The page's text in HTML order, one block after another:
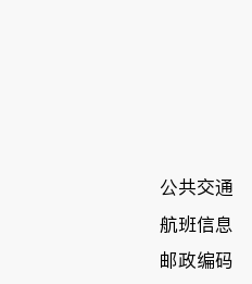
公共交通
航班信息
邮政编码